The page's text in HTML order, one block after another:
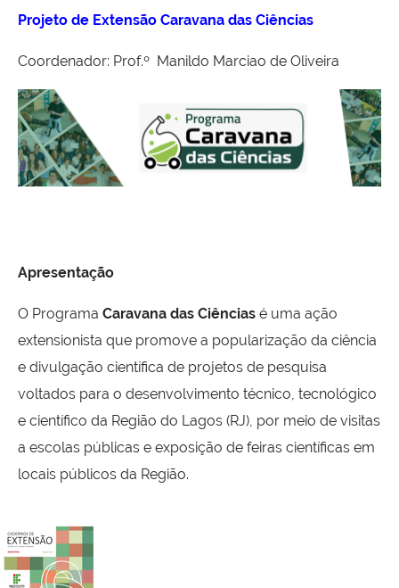
Projeto de Extensão Caravana das Ciências
Coordenador: Prof.º Manildo Marciao de Oliveira
Apresentação
O Programa Caravana das Ciências é uma ação
extensionista que promove a popularização da ciência
e divulgação científica de projetos de pesquisa
voltados para o desenvolvimento técnico, tecnológico
e científico da Região do Lagos (RJ), por meio de visitas
a escolas públicas e exposição de feiras científicas em
locais públicos da Região.